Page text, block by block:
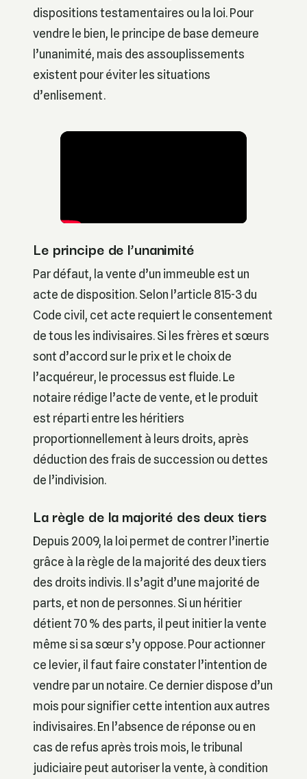
dispositions testamentaires ou la loi. Pour
vendre le bien, le principe de base demeure
l’unanimité, mais des assouplissements
existent pour éviter les situations
d’enlisement.
Le principe de l’unanimité
Par défaut, la vente d’un immeuble est un
acte de disposition. Selon l’article 815-3 du
Code civil, cet acte requiert le consentement
de tous les indivisaires. Si les frères et sœurs
sont d’accord sur le prix et le choix de
l’acquéreur, le processus est fluide. Le
notaire rédige l’acte de vente, et le produit
est réparti entre les héritiers
proportionnellement à leurs droits, après
déduction des frais de succession ou dettes
de l’indivision.
La règle de la majorité des deux tiers
Depuis 2009, la loi permet de contrer l’inertie
grâce à la règle de la majorité des deux tiers
des droits indivis. Il s’agit d’une majorité de
parts, et non de personnes. Si un héritier
détient 70 % des parts, il peut initier la vente
même si sa sœur s’y oppose. Pour actionner
ce levier, il faut faire constater l’intention de
vendre par un notaire. Ce dernier dispose d’un
mois pour signifier cette intention aux autres
indivisaires. En l’absence de réponse ou en
cas de refus après trois mois, le tribunal
judiciaire peut autoriser la vente, à condition